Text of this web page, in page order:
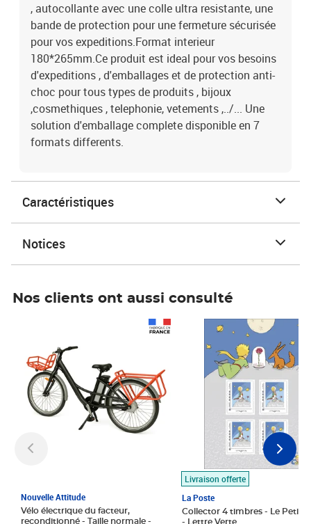
, autocollante avec une colle ultra resistante, une
bande de protection pour une fermeture sécurisée
pour vos expeditions.Format interieur
180*265mm.Ce produit est ideal pour vos besoins
d'expeditions , d'emballages et de protection anti-
choc pour tous types de produits , bijoux
,cosmethiques , telephonie, vetements ,../... Une
solution d'emballage complete disponible en 7
formats differents.
Caractéristiques
Notices
Nos clients ont aussi consulté
Nouvelle Attitude
Vélo électrique du facteur,
reconditionné - Taille normale -
Livraison offerte
La Poste
Collector 4 timbres - Le Petit
- Lettre Verte
Prix 7,50€